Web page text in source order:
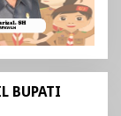
BUPATI